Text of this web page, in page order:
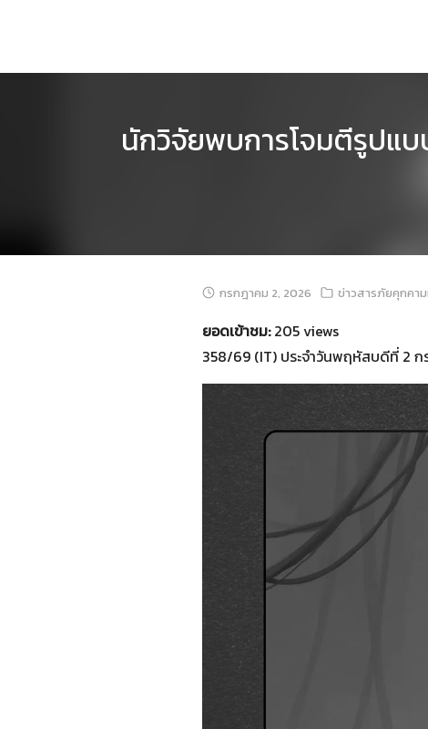
นักวิจัยพบการโจมตีรูปแบ
กรกฎาคม 2, 2026 ข่าวสารภัยคุกคาม
ยอดเข้าชม:205 views
358/69 (IT) ประจำวันพฤหัสบดีที่ 2